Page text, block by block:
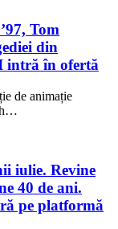
Tom
din
intră în ofertă
de animație
iulie. Revine
40 de ani.
pe platformă